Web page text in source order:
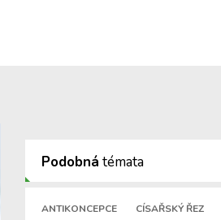
Podobná témata
ANTIKONCEPCE
CÍSAŘSKÝ ŘEZ